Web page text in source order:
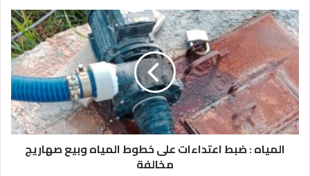
د
ا
و
ل
ف
ا
ة
ر
ا
ل
م
ه
:
ض
ب
المياه : ضبط اعتداءات على خطوط المياه وبيع صهاريج
مخالفة